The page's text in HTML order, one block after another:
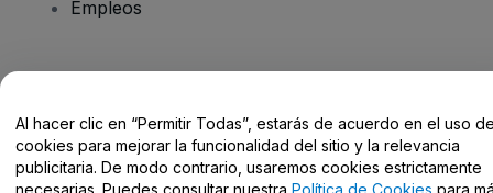
Empleos
Centro de Ayuda / Contacto
Al hacer clic en “Permitir Todas”, estarás de acuerdo en el uso
cookies para mejorar la funcionalidad del sitio y la relevancia
publicitaria. De modo contrario, usaremos cookies estrictamente
necesarias. Puedes consultar nuestra Política de Cookies para